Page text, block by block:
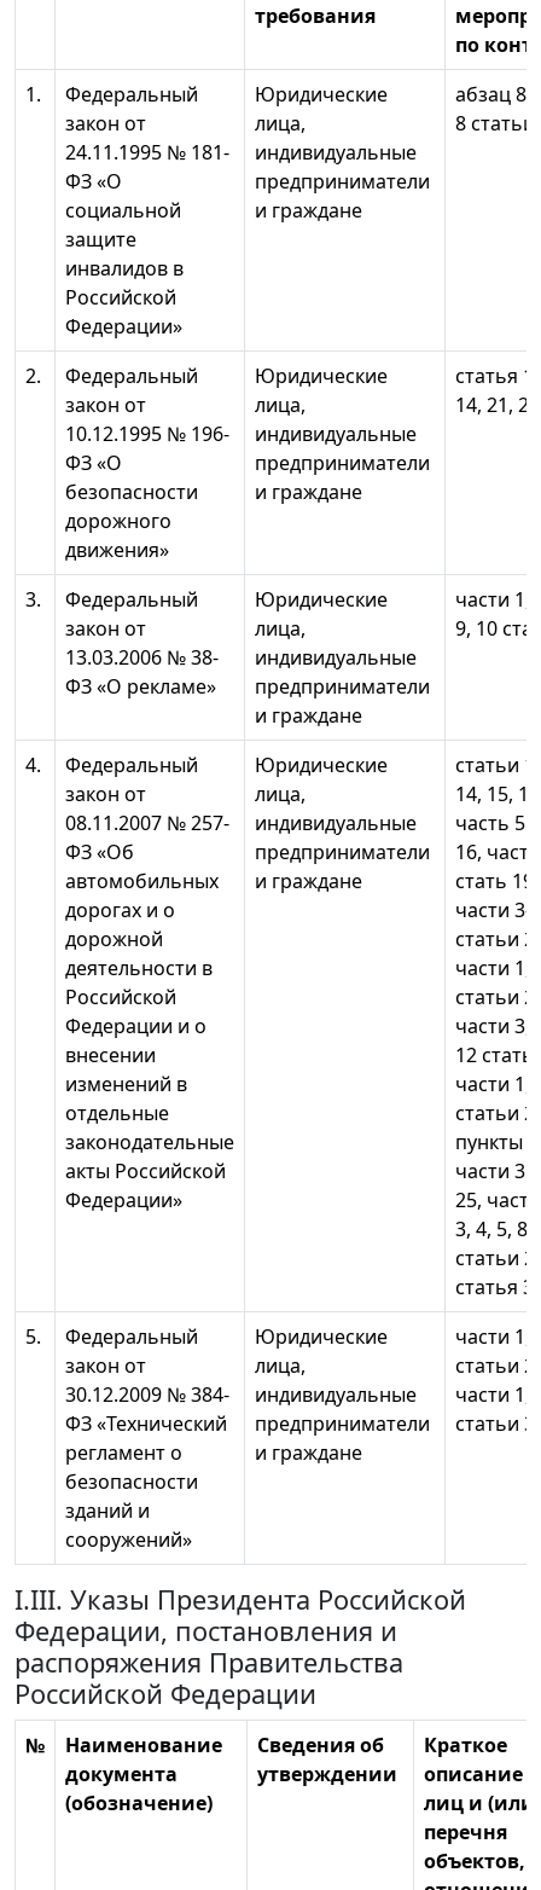
требования
по
1.
Федеральный
закон от
24.11.1995 № 181-
ФЗ «О
социальной
защите
инвалидов в
Российской
Федерации»
Юридические
лица,
индивидуальные
предприниматели
и граждане
абзац 8
8 статьи
2.
Федеральный
закон от
10.12.1995 № 196-
ФЗ «О
безопасности
дорожного
движения»
Юридические
лица,
индивидуальные
предприниматели
и граждане
статья
14, 21, 22
3.
Федеральный
закон от
13.03.2006 № 38-
ФЗ «О рекламе»
Юридические
лица,
индивидуальные
предприниматели
и граждане
части 1,
9, 10
4.
Федеральный
закон от
08.11.2007 № 257-
ФЗ «Об
автомобильных
дорогах и о
дорожной
деятельности в
Российской
Федерации и о
внесении
изменений в
отдельные
законодательные
акты Российской
Федерации»
Юридические
лица,
индивидуальные
предприниматели
и граждане
статьи
14, 15,
часть 5
16,
стать 19,
части 3-
статьи
части 1,
статьи
части 3,
12
части
статьи
пункты
части 3
25,
3, 4, 5, 8,
статьи
статья
5.
Федеральный
закон от
30.12.2009 № 384-
ФЗ «Технический
регламент о
безопасности
зданий и
сооружений»
Юридические
лица,
индивидуальные
предприниматели
и граждане
части 1,
статьи
части 1,
статьи
I.III. Указы Президента Российской
Федерации, постановления и
распоряжения Правительства
Российской Федерации
№
Наименование
документа
(обозначение)
Сведения об
утверждении
Краткое
описание
лиц и (или)
перечня
объектов, в